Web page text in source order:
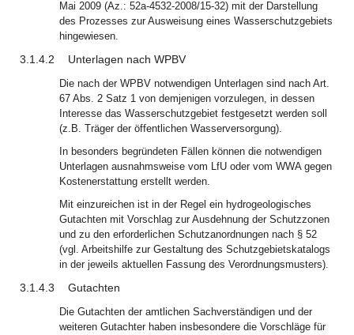
Mai 2009 (Az.: 52a-4532-2008/15-32) mit der Darstellung
des Prozesses zur Ausweisung eines Wasserschutzgebiets
hingewiesen.
3.1.4.2 Unterlagen nach WPBV
Die nach der WPBV notwendigen Unterlagen sind nach Art.
67 Abs. 2 Satz 1 von demjenigen vorzulegen, in dessen
Interesse das Wasserschutzgebiet festgesetzt werden soll
(z.B. Träger der öffentlichen Wasserversorgung).
In besonders begründeten Fällen können die notwendigen
Unterlagen ausnahmsweise vom LfU oder vom WWA gegen
Kostenerstattung erstellt werden.
Mit einzureichen ist in der Regel ein hydrogeologisches
Gutachten mit Vorschlag zur Ausdehnung der Schutzzonen
und zu den erforderlichen Schutzanordnungen nach § 52
(vgl. Arbeitshilfe zur Gestaltung des Schutzgebietskatalogs
in der jeweils aktuellen Fassung des Verordnungsmusters).
3.1.4.3 Gutachten
Die Gutachten der amtlichen Sachverständigen und der
weiteren Gutachter haben insbesondere die Vorschläge für